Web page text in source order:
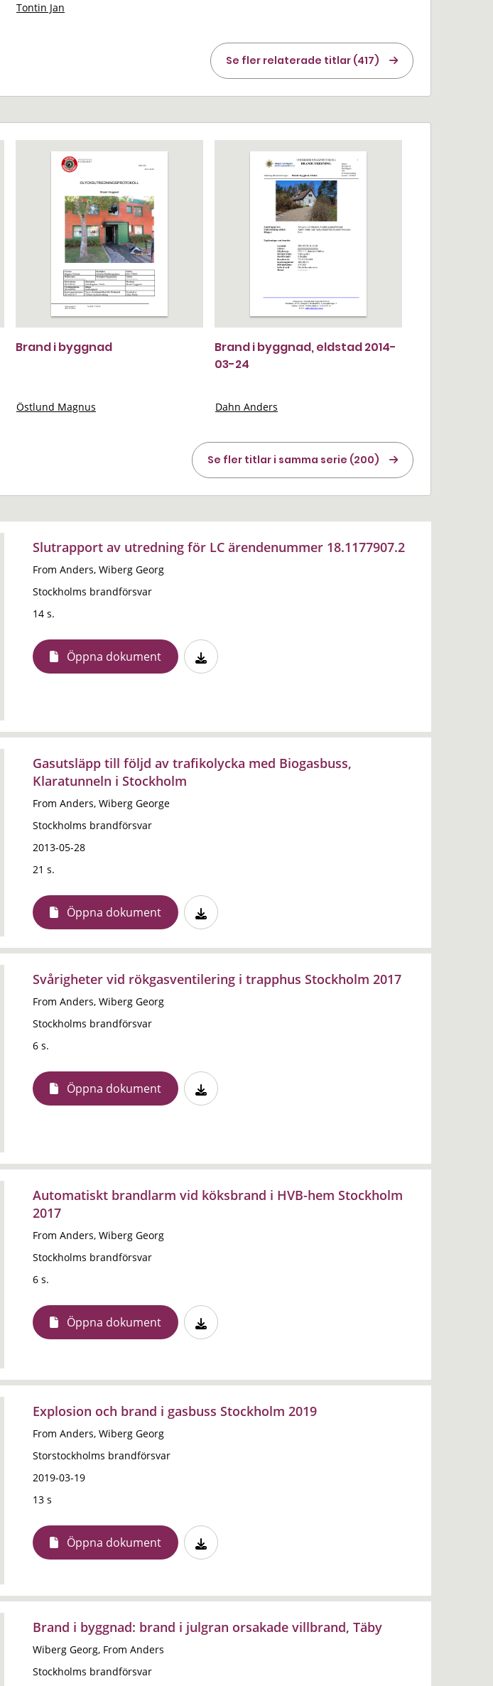
Tontin Jan
Se fler relaterade titlar (417)
Brand i byggnad
Östlund Magnus
Brand i byggnad, eldstad 2014-
03-24
Dahn Anders
Se fler titlar i samma serie (200)
Slutrapport av utredning för LC ärendenummer 18.1177907.2
From Anders, Wiberg Georg
Stockholms brandförsvar
14 s.
Öppna dokument
Gasutsläpp till följd av trafikolycka med Biogasbuss,
Klaratunneln i Stockholm
From Anders, Wiberg George
Stockholms brandförsvar
2013-05-28
21 s.
Öppna dokument
Svårigheter vid rökgasventilering i trapphus Stockholm 2017
From Anders, Wiberg Georg
Stockholms brandförsvar
6 s.
Öppna dokument
Automatiskt brandlarm vid köksbrand i HVB-hem Stockholm
2017
From Anders, Wiberg Georg
Stockholms brandförsvar
6 s.
Öppna dokument
Explosion och brand i gasbuss Stockholm 2019
From Anders, Wiberg Georg
Storstockholms brandförsvar
2019-03-19
13 s
Öppna dokument
Brand i byggnad: brand i julgran orsakade villbrand, Täby
Wiberg Georg, From Anders
Stockholms brandförsvar